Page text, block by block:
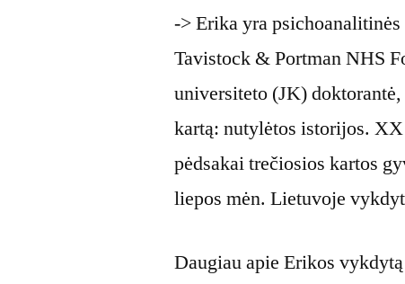
-> Erika yra
Tavistock & Portman NHS
universiteto (JK)
kartą: nutylėtos istorijos.
pėdsakai trečiosios kartos
liepos mėn. Lietuvoje
Daugiau apie Erikos